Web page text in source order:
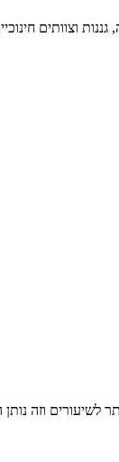
וצוותים
וזה